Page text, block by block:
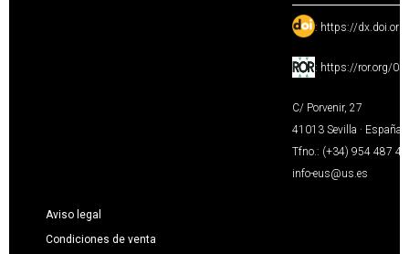
: https://
: https://ror.org/
C/ Porvenir, 27
41013 Sevilla · España
Tfno.: (+34) 954 487
info-eus@us.es
Aviso legal
Condiciones de venta